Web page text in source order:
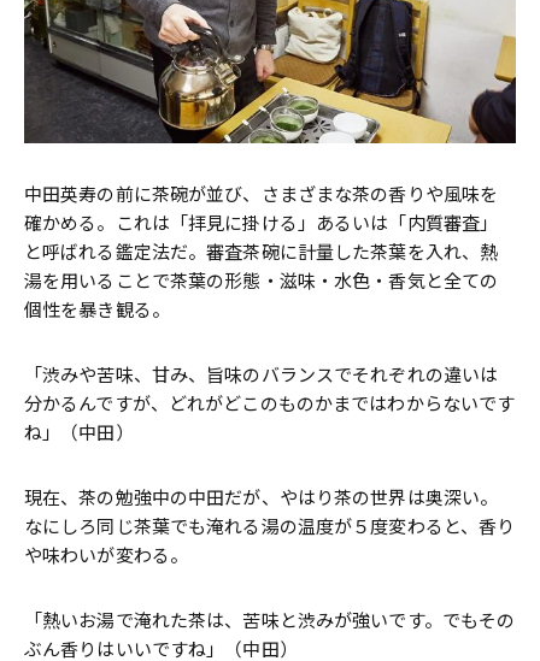
中田英寿の前に茶碗が並び、さまざまな茶の香りや風味を
確かめる。これは「拝見に掛ける」あるいは「内質審査」
と呼ばれる鑑定法だ。審査茶碗に計量した茶葉を入れ、熱
湯を用いることで茶葉の形態・滋味・水色・香気と全ての
個性を暴き観る。
「渋みや苦味、甘み、旨味のバランスでそれぞれの違いは
分かるんですが、どれがどこのものかまではわからないです
ね」（中田）
現在、茶の勉強中の中田だが、やはり茶の世界は奥深い。
なにしろ同じ茶葉でも淹れる湯の温度が５度変わると、香り
や味わいが変わる。
「熱いお湯で淹れた茶は、苦味と渋みが強いです。でもその
ぶん香りはいいですね」（中田）